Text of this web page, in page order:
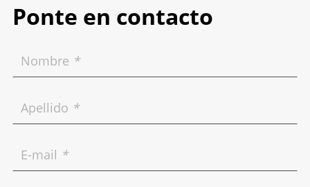
Ponte en contacto
Nombre *
Apellido *
E-mail *